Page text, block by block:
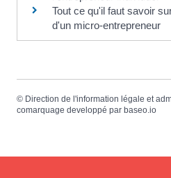
Tout ce qu'il faut savoir
d'un micro-entrepreneur
© Direction de l'information légale et
comarquage developpé par baseo.io